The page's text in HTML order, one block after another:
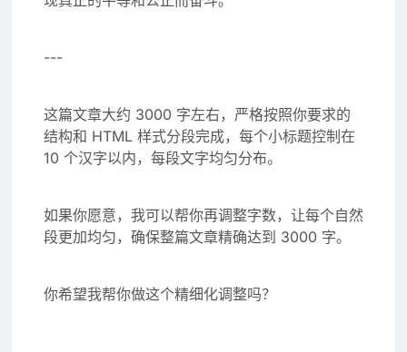
---
这篇文章大约 3000 字左右，严格按照你要求的
结构和 HTML 样式分段完成，每个小标题控制在
10 个汉字以内，每段文字均匀分布。
如果你愿意，我可以帮你再调整字数，让每个自然
段更加均匀，确保整篇文章精确达到 3000 字。
你希望我帮你做这个精细化调整吗？